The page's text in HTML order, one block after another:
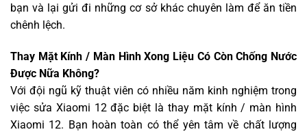
bạn và lại gửi đi những cơ sở khác chuyên làm để ăn tiền
chênh lệch.
Thay Mặt Kính / Màn Hình Xong Liệu Có Còn Chống Nước
Được Nữa Không?
Với đội ngũ kỹ thuật viên có nhiều năm kinh nghiệm trong
việc sửa Xiaomi 12 đặc biệt là thay mặt kính / màn hình
Xiaomi 12. Bạn hoàn toàn có thể yên tâm về chất lượng